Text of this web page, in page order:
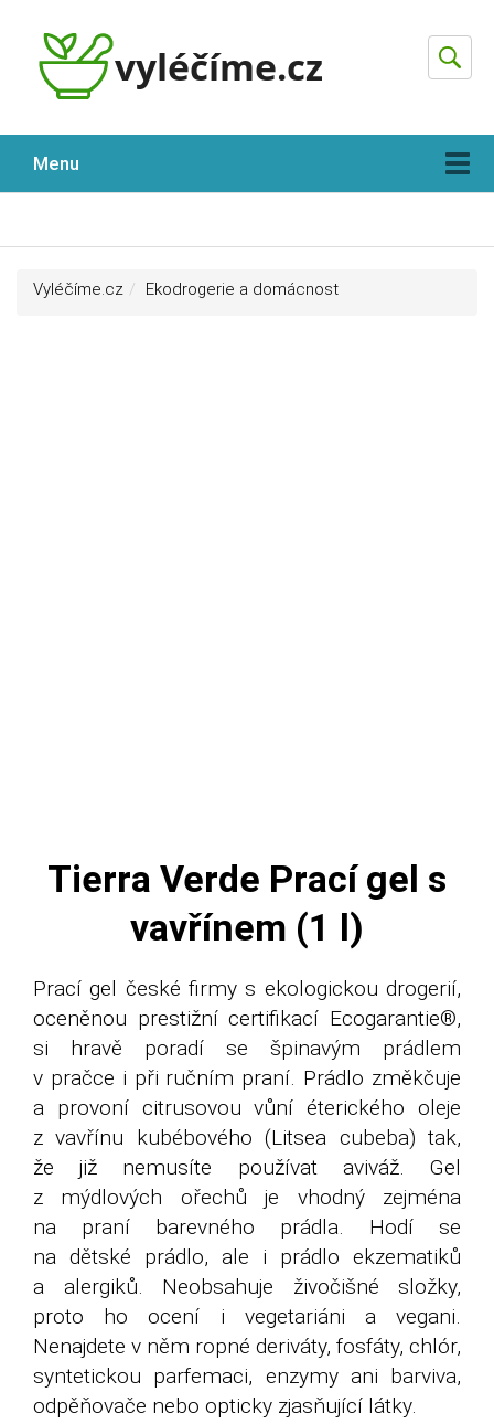
Hledat
Menu
Vyléčíme.cz Ekodrogerie a domácnost
Tierra Verde Prací gel s
vavřínem (1 l)
Prací gel české firmy s ekologickou drogerií,
oceněnou prestižní certifikací Ecogarantie®,
si hravě poradí se špinavým prádlem
v pračce i při ručním praní. Prádlo změkčuje
a provoní citrusovou vůní éterického oleje
z vavřínu kubébového (Litsea cubeba) tak,
že již nemusíte používat aviváž. Gel
z mýdlových ořechů je vhodný zejména
na praní barevného prádla. Hodí se
na dětské prádlo, ale i prádlo ekzematiků
a alergiků. Neobsahuje živočišné složky,
proto ho ocení i vegetariáni a vegani.
Nenajdete v něm ropné deriváty, fosfáty, chlór,
syntetickou parfemaci, enzymy ani barviva,
odpěňovače nebo opticky zjasňující látky.